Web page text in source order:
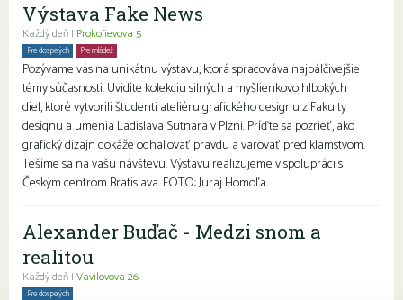
Výstava Fake News
Každý deň | Prokofievova 5
Pre dospelých Pre mládež
Pozývame vás na unikátnu výstavu, ktorá spracováva najpálčivejšie
témy súčasnosti. Uvidíte kolekciu silných a myšlienkovo hlbokých
diel, ktoré vytvorili študenti ateliéru grafického designu z Fakulty
designu a umenia Ladislava Sutnara v Plzni. Príďte sa pozrieť, ako
grafický dizajn dokáže odhaľovať pravdu a varovať pred klamstvom.
Tešíme sa na vašu návštevu. Výstavu realizujeme v spolupráci s
Českým centrom Bratislava. FOTO: Juraj Homoľa
Alexander Buďač - Medzi snom a
realitou
Každý deň | Vavilovova 26
Pre dospelých